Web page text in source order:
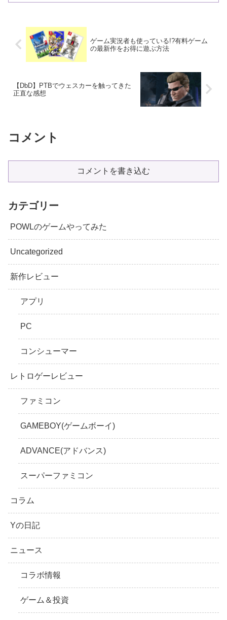
ゲーム実況者も使っている!?有料ゲーム
の最新作をお得に遊ぶ方法
【DbD】PTBでウェスカーを触ってきた
正直な感想
コメント
コメントを書き込む
カテゴリー
POWLのゲームやってみた
Uncategorized
新作レビュー
アプリ
PC
コンシューマー
レトロゲーレビュー
ファミコン
GAMEBOY(ゲームボーイ)
ADVANCE(アドバンス)
スーパーファミコン
コラム
Yの日記
ニュース
コラボ情報
ゲーム＆投資